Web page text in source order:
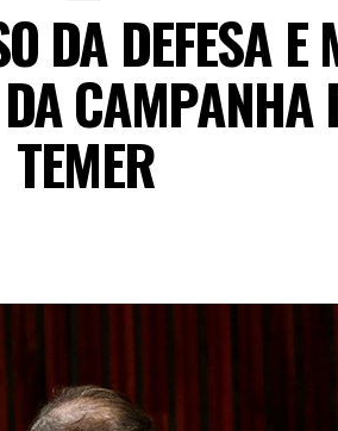
DA DEFESA
CAMPANHA
TEMER